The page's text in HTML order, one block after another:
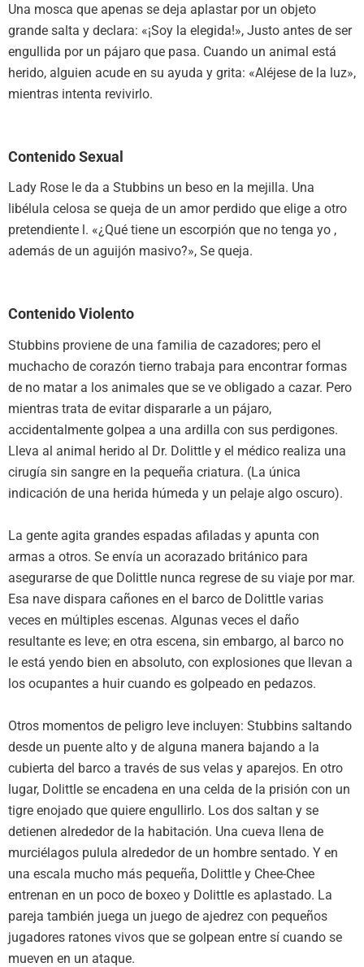
Una mosca que apenas se deja aplastar por un objeto
grande salta y declara: «¡Soy la elegida!», Justo antes de ser
engullida por un pájaro que pasa. Cuando un animal está
herido, alguien acude en su ayuda y grita: «Aléjese de la luz»,
mientras intenta revivirlo.
Contenido Sexual
Lady Rose le da a Stubbins un beso en la mejilla. Una
libélula celosa se queja de un amor perdido que elige a otro
pretendiente l. «¿Qué tiene un escorpión que no tenga yo ,
además de un aguijón masivo?», Se queja.
Contenido Violento
Stubbins proviene de una familia de cazadores; pero el
muchacho de corazón tierno trabaja para encontrar formas
de no matar a los animales que se ve obligado a cazar. Pero
mientras trata de evitar dispararle a un pájaro,
accidentalmente golpea a una ardilla con sus perdigones.
Lleva al animal herido al Dr. Dolittle y el médico realiza una
cirugía sin sangre en la pequeña criatura. (La única
indicación de una herida húmeda y un pelaje algo oscuro).
La gente agita grandes espadas afiladas y apunta con
armas a otros. Se envía un acorazado británico para
asegurarse de que Dolittle nunca regrese de su viaje por mar.
Esa nave dispara cañones en el barco de Dolittle varias
veces en múltiples escenas. Algunas veces el daño
resultante es leve; en otra escena, sin embargo, al barco no
le está yendo bien en absoluto, con explosiones que llevan a
los ocupantes a huir cuando es golpeado en pedazos.
Otros momentos de peligro leve incluyen: Stubbins saltando
desde un puente alto y de alguna manera bajando a la
cubierta del barco a través de sus velas y aparejos. En otro
lugar, Dolittle se encadena en una celda de la prisión con un
tigre enojado que quiere engullirlo. Los dos saltan y se
detienen alrededor de la habitación. Una cueva llena de
murciélagos pulula alrededor de un hombre sentado. Y en
una escala mucho más pequeña, Dolittle y Chee-Chee
entrenan en un poco de boxeo y Dolittle es aplastado. La
pareja también juega un juego de ajedrez con pequeños
jugadores ratones vivos que se golpean entre sí cuando se
mueven en un ataque.